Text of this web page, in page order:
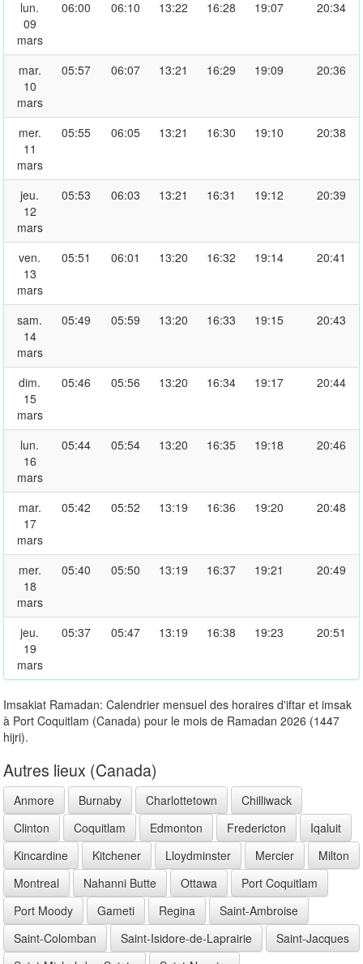
lun.
09
mars
06:00 06:10 13:22 16:28 19:07 20:34
mar.
10
mars
05:57 06:07 13:21 16:29 19:09 20:36
mer.
11
mars
05:55 06:05 13:21 16:30 19:10 20:38
jeu.
12
mars
05:53 06:03 13:21 16:31 19:12 20:39
ven.
13
mars
05:51 06:01 13:20 16:32 19:14 20:41
sam.
14
mars
05:49 05:59 13:20 16:33 19:15 20:43
dim.
15
mars
05:46 05:56 13:20 16:34 19:17 20:44
lun.
16
mars
05:44 05:54 13:20 16:35 19:18 20:46
mar.
17
mars
05:42 05:52 13:19 16:36 19:20 20:48
mer.
18
mars
05:40 05:50 13:19 16:37 19:21 20:49
jeu.
19
mars
05:37 05:47 13:19 16:38 19:23 20:51
Imsakiat Ramadan: Calendrier mensuel des horaires d'iftar et imsak
à Port Coquitlam (Canada) pour le mois de Ramadan 2026 (1447
hijri).
Autres lieux (Canada)
Anmore Burnaby Charlottetown
Chilliwack
Clinton
Coquitlam Edmonton Fredericton
Iqaluit
Kincardine
Kitchener Lloydminster Mercier
Milton
Montreal
Nahanni Butte Ottawa
Port Coquitlam
Port Moody
Gameti Regina
Saint-Ambroise
Saint-Colomban
Saint-Isidore-de-Laprairie
Saint-Jacques